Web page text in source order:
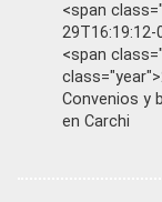
<span
<span
Convenios y
en Carchi